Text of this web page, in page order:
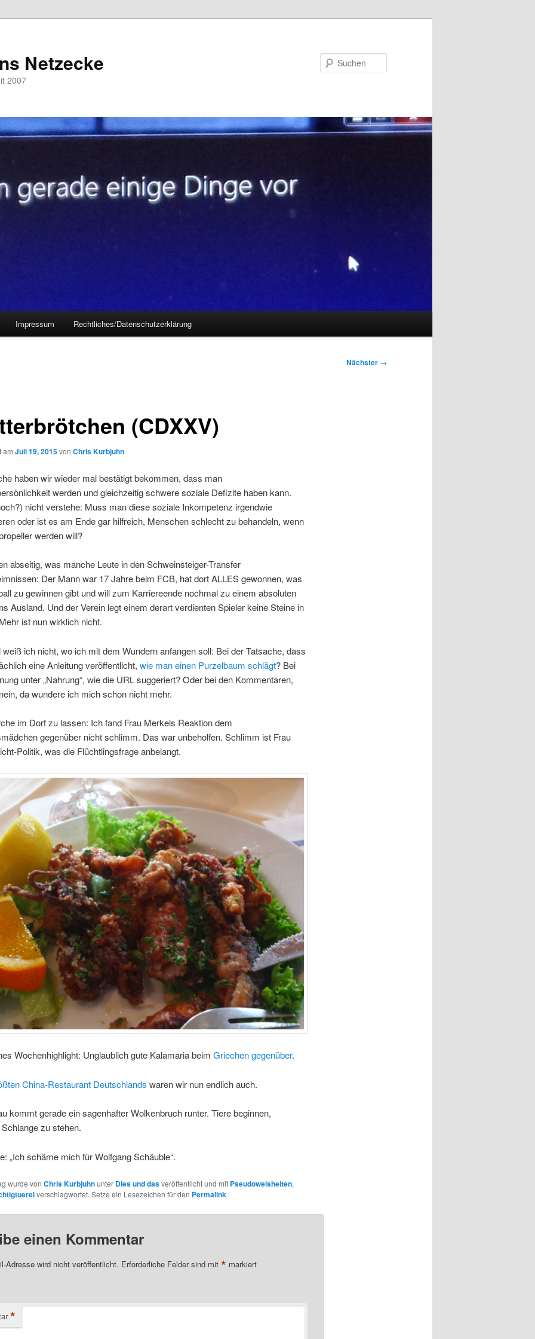
Netzecke
2007
Impressum Rechtliches/Datenschutzerklärung
Nächster →
(CDXXV)
am Juli 19, 2015von Chris Kurbjuhn
haben wir wieder mal bestätigt bekommen, dass man
werden und gleichzeitig schwere soziale Defizite haben kann.
nicht verstehe: Muss man diese soziale Inkompetenz irgendwie
oder ist es am Ende gar hilfreich, Menschen schlecht zu behandeln, wenn
werden will?
abseitig, was manche Leute in den Schweinsteiger-Transfer
Der Mann war 17 Jahre beim FCB, hat dort ALLES gewonnen, was
zu gewinnen gibt und will zum Karriereende nochmal zu einem absoluten
Ausland. Und der Verein legt einem derart verdienten Spieler keine Steine in
ist nun wirklich nicht.
ich nicht, wo ich mit dem Wundern anfangen soll: Bei der Tatsache, dass
eine Anleitung veröffentlicht, wie man einen Purzelbaum schlägt? Bei
unter „Nahrung“, wie die URL suggeriert? Oder bei den Kommentaren,
da wundere ich mich schon nicht mehr.
im Dorf zu lassen: Ich fand Frau Merkels Reaktion dem
gegenüber nicht schlimm. Das war unbeholfen. Schlimm ist Frau
Politik, was die Flüchtlingsfrage anbelangt.
Wochenhighlight: Unglaublich gute Kalamaria beim Griechen gegenüber.
China-Restaurant Deutschlands waren wir nun endlich auch.
kommt gerade ein sagenhafter Wolkenbruch runter. Tiere beginnen,
zu stehen.
„Ich schäme mich für Wolfgang Schäuble“.
wurde von Chris Kurbjuhnunter Dies und dasveröffentlicht und mit Pseudoweisheiten,
verschlagwortet. Setze ein Lesezeichen für den Permalink.
einen Kommentar
Adresse wird nicht veröffentlicht. Erforderliche Felder sind mit * markiert
*